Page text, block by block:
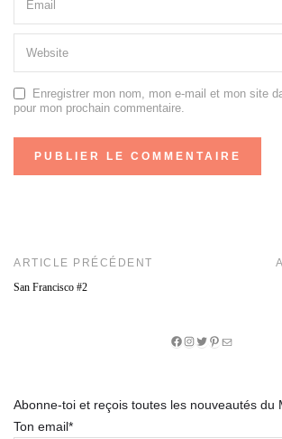
Enregistrer mon nom, mon e-mail et mon site
pour mon prochain commentaire.
ARTICLE PRÉCÉDENT
San Francisco #2
Facebook
Instagram
Twitter
Pinterest
E-
Abonne-toi et reçois toutes les nouveautés du
Ton email*